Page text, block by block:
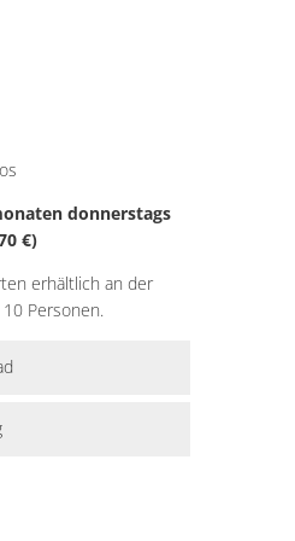
donnerstags
€)
erhältlich an der
Personen.